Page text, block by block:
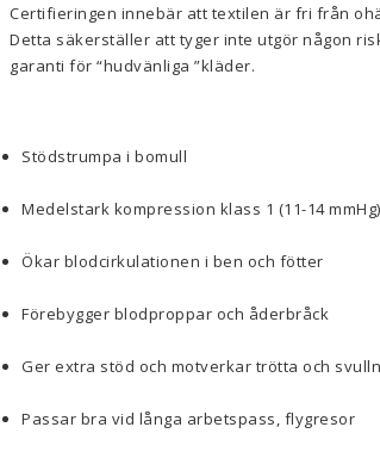
Certifieringen innebär att textilen är fri från
Detta säkerställer att tyger inte utgör någon
garanti för “hudvänliga ”kläder.
Stödstrumpa i bomull
Medelstark kompression klass 1 (11-14 mmHg)
Ökar blodcirkulationen i ben och fötter
Förebygger blodproppar och åderbråck
Ger extra stöd och motverkar trötta och
Passar bra vid långa arbetspass, flygresor